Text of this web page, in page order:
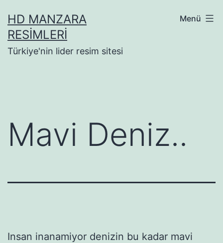
geçHD MANZARA
RESIMLERI
Türkiye'nin lider resim sitesi
Menü
Mavi Deniz..
Insan inanamiyor denizin bu kadar mavi